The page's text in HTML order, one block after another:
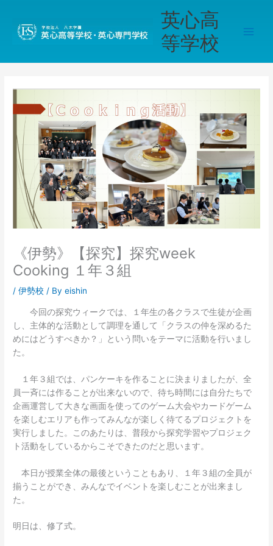
英心高
等学校
《伊勢》【探究】探究week
Cooking １年３組
/伊勢校 / Byeishin
今回の探究ウィークでは、１年生の各クラスで生徒が企画
し、主体的な活動として調理を通して「クラスの仲を深めるた
めにはどうすべきか？」という問いをテーマに活動を行いまし
た。
１年３組では、パンケーキを作ることに決まりましたが、全
員一斉には作ることが出来ないので、待ち時間には自分たちで
企画運営して大きな画面を使ってのゲーム大会やカードゲーム
を楽しむエリアも作ってみんなが楽しく待てるプロジェクトを
実行しました。このあたりは、普段から探究学習やプロジェク
ト活動をしているからこそできたのだと思います。
本日が授業全体の最後ということもあり、１年３組の全員が
揃うことができ、みんなでイベントを楽しむことが出来まし
た。
明日は、修了式。